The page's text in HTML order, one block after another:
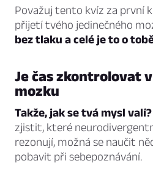
Považuj tento kvíz za první
přijetí tvého jedinečného
bez tlaku a celé je to o
Je čas zkontrolovat
mozku
Takže, jak se tvá mysl valí?
zjistit, které
rezonují, možná se naučit
pobavit při sebepoznávání.